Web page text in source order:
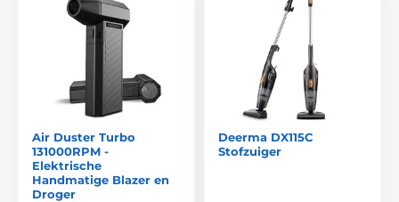
Air Duster Turbo
131000RPM -
Elektrische
Handmatige Blazer en
Droger
Deerma DX115C
Stofzuiger